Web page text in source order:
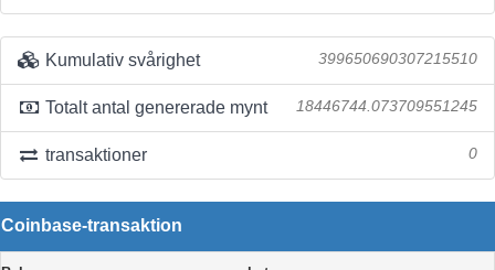
Kumulativ svårighet 399650690307215510
Totalt antal genererade mynt 18446744.073709551245
transaktioner 0
Coinbase-transaktion